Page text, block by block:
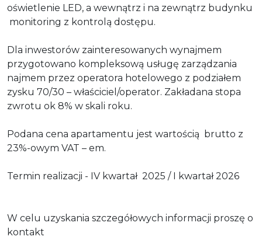
oświetlenie LED, a wewnątrz i na zewnątrz budynku
monitoring z kontrolą dostępu.
Dla inwestorów zainteresowanych wynajmem
przygotowano kompleksową usługę zarządzania
najmem przez operatora hotelowego z podziałem
zysku 70/30 – właściciel/operator. Zakładana stopa
zwrotu ok 8% w skali roku.
Podana cena apartamentu jest wartością brutto z
23%-owym VAT – em.
Termin realizacji - IV kwartał 2025 / I kwartał 2026
W celu uzyskania szczegółowych informacji proszę o
kontakt